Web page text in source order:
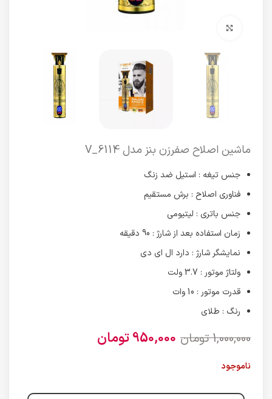
ماشین اصلاح صفرزن بنز مدل V_6114
جنس تیغه : استیل ضد زنگ
فناوری اصلاح : برش مستقیم
جنس باتری : لیتیومی
زمان استفاده بعد از شارژ : 90 دقیقه
نمایشگر شارژ : دارد ال ای دی
ولتاژ موتور : 3.7 ولت
قدرت موتور : 10 وات
رنگ : طلای
1,000,000 تومان 950,000تومان
ناموجود